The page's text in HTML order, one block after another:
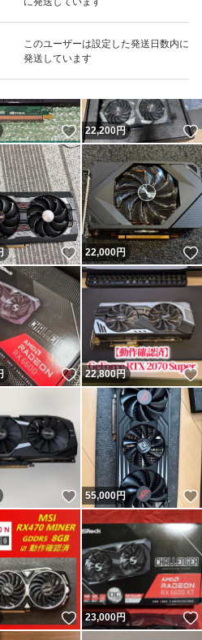
このユーザーは設定した発送日数内に
発送しています
いいね！
18,000
いいね！
22,200円
いいね！
22,000円
いいね！
22,800円
いいね！
55,000円
いいね！
23,000円